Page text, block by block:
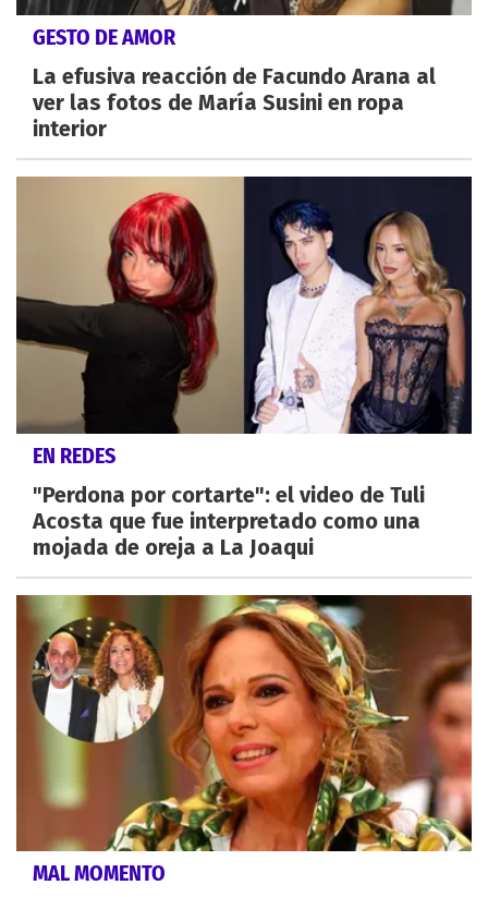
GESTO DE AMOR
La efusiva reacción de Facundo Arana al
ver las fotos de María Susini en ropa
interior
EN REDES
"Perdona por cortarte": el video de Tuli
Acosta que fue interpretado como una
mojada de oreja a La Joaqui
MAL MOMENTO